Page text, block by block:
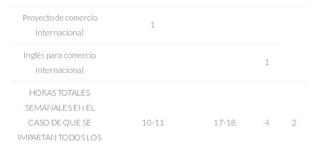
Proyecto de comercio
internacional
1
Inglés para comercio
internacional
1
HORAS TOTALES
SEMANALES EN EL
CASO DE QUE SE
IMPARTAN TODOS LOS
10-11 17-18 4 2